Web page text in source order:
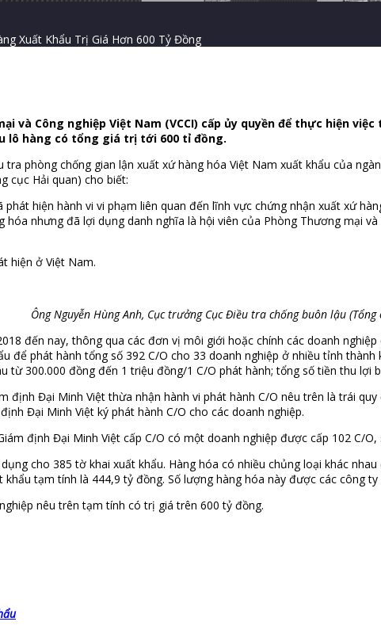
Xuất Khẩu Trị Giá Hơn 600 Tỷ Đồng
và Công nghiệp Việt Nam (VCCI) cấp ủy quyền để thực hiện
lô hàng có tổng giá trị tới 600 tỉ đồng.
phòng chống gian lận xuất xứ hàng hóa Việt Nam xuất khẩu của
cục Hải quan) cho biết:
hiện hành vi vi phạm liên quan đến lĩnh vực chứng nhận xuất xứ
nhưng đã lợi dụng danh nghĩa là hội viên của Phòng Thương mại
hiện ở Việt Nam.
Ông Nguyễn Hùng Anh, Cục trưởng Cục Điều tra chống buôn lậu (Tổng
đến nay, thông qua các đơn vị môi giới hoặc chính các doanh
để phát hành tổng số 392 C/O cho 33 doanh nghiệp ở nhiều tỉnh
từ 300.000 đồng đến 1 triệu đồng/1 C/O phát hành; tổng số tiền thu
định Đại Minh Việt thừa nhận hành vi phát hành C/O nêu trên là trái
Đại Minh Việt ký phát hành C/O cho các doanh nghiệp.
định Đại Minh Việt cấp C/O có một doanh nghiệp được cấp 102 C/
cho 385 tờ khai xuất khẩu. Hàng hóa có nhiều chủng loại khác
tạm tính là 444,9 tỷ đồng. Số lượng hàng hóa này được các công
nêu trên tạm tính có trị giá trên 600 tỷ đồng.